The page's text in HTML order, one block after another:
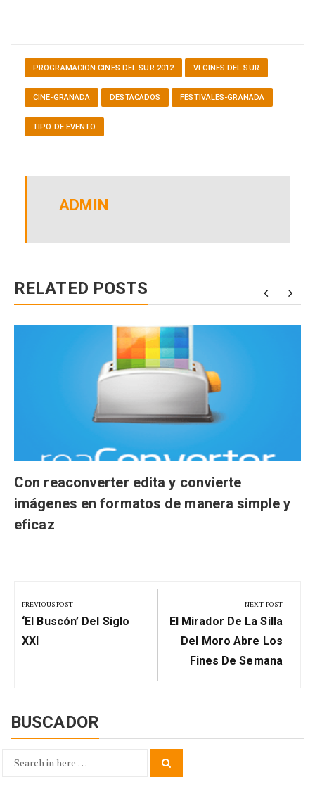
PROGRAMACION CINES DEL SUR 2012 VI CINES DEL SUR
CINE-GRANADA DESTACADOS FESTIVALES-GRANADA
TIPO DE EVENTO
ADMIN
RELATED POSTS
Con reaconverter edita y convierte
imágenes en formatos de manera simple y
eficaz
de
entradas
PREVIOUS POST
Previous
Post:
‘El Buscón’ Del Siglo
XXI
NEXT POST
Next
Post:
El Mirador De La Silla
Del Moro Abre Los
Fines De Semana
BUSCADOR
Search